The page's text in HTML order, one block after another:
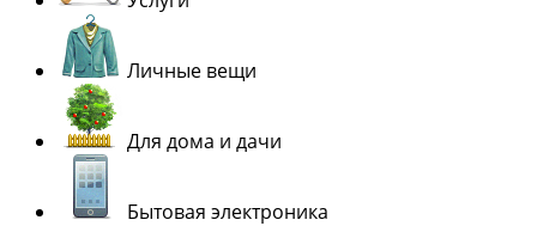
Личные вещи
Для дома и дачи
Бытовая электроника